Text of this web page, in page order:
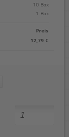
10 Box
1 Box
Preis
12,79 €